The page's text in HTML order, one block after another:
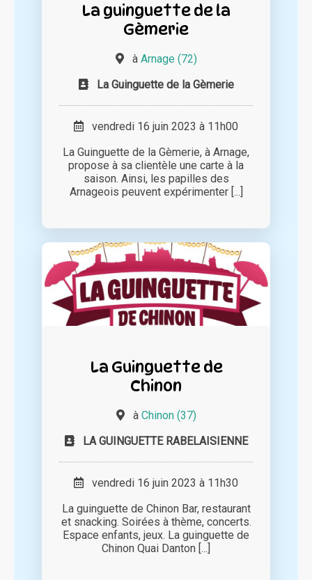
La guinguette de la
Gèmerie
à Arnage (72)
La Guinguette de la Gèmerie
vendredi 16 juin 2023 à 11h00
La Guinguette de la Gèmerie, à Arnage,
propose à sa clientèle une carte à la
saison. Ainsi, les papilles des
Arnageois peuvent expérimenter [...]
La Guinguette de
Chinon
à Chinon (37)
LA GUINGUETTE RABELAISIENNE
vendredi 16 juin 2023 à 11h30
La guinguette de Chinon Bar, restaurant
et snacking. Soirées à thème, concerts.
Espace enfants, jeux. La guinguette de
Chinon Quai Danton [...]